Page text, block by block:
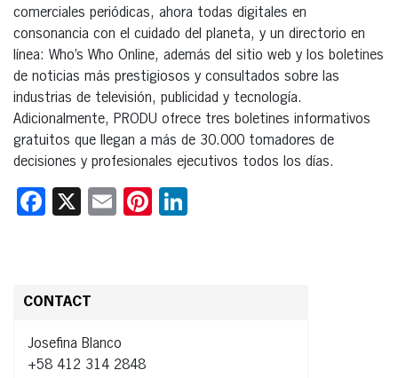
comerciales periódicas, ahora todas digitales en
consonancia con el cuidado del planeta, y un directorio en
línea: Who’s Who Online, además del sitio web y los boletines
de noticias más prestigiosos y consultados sobre las
industrias de televisión, publicidad y tecnología.
Adicionalmente, PRODU ofrece tres boletines informativos
gratuitos que llegan a más de 30.000 tomadores de
decisiones y profesionales ejecutivos todos los días.
Facebook
X EmailPinterest
CONTACT
Josefina Blanco
+58 412 314 2848